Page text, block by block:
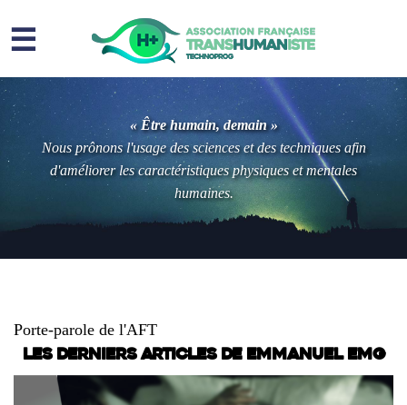
☰
Homme augmenté
Immortalité ?
Question sociale
Risques
« Être humain, demain »
Nous prônons l'usage des sciences et des techniques afin
d'améliorer les caractéristiques physiques et mentales
humaines.
Porte-parole de l'AFT
Les derniers articles de Emmanuel EMG